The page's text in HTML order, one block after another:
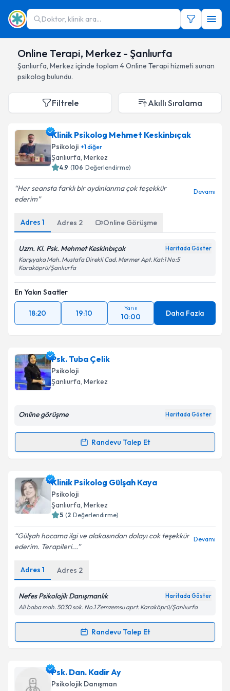
Doktor, klinik ara...
Online Terapi, Merkez - Şanlıurfa
Şanlıurfa, Merkez içinde toplam 4Online Terapi hizmeti sunan
psikolog bulundu.
Filtrele Akıllı Sıralama
Klinik Psikolog Mehmet Keskinbıçak
Psikoloji +1diğer
Şanlıurfa, Merkez
4.9 (106 Değerlendirme)
Her seansta farklı bir aydınlanma çok teşekkür
ederim
Devamı
Adres 1 Adres 2 Online Görüşme
Uzm. Kl. Psk. Mehmet Keskinbıçak Haritada Göster
Karşıyaka Mah. Mustafa Direkli Cad. Mermer Apt. Kat:1 No:5
Karaköprü/Şanlıurfa
En Yakın Saatler
18:20 19:10
Yarın
10:00 Daha Fazla
Psk. Tuba Çelik
Psikoloji
Şanlıurfa, Merkez
Online görüşme Haritada Göster
Randevu Talep Et
Randevu Takvimi Talebi
Psk. Tuba Çelikiçin randevu takvimi talebi oluşturun.
Size bu uzmandan randevu almanız için bir takvim
hazırlandığında e-posta ile bilgilendireceğiz.
Kişisel verilerimin işlenmesine ilişkin
Metni'ni okudum ve kişisel verilerimin belirtilen
kapsamda işlenmesini kabul ediyorum.
Takvim Talebini Gönder
Klinik Psikolog Gülşah Kaya
Psikoloji
Şanlıurfa, Merkez
5 (2 Değerlendirme)
Gülşah hocama ilgi ve alakasından dolayı cok teşekkür
ederim. Terapileri...
Devamı
Adres 1 Adres 2
Nefes Psikolojik Danışmanlık Haritada Göster
Ali baba mah. 5030 sok. No.1 Zemzemsu aprt. Karaköprü/Şanlıurfa
Randevu Talep Et
Randevu Takvimi Talebi
Klinik Psikolog Gülşah Kaya
talebi oluşturun. Size bu uzmandan randevu almanız
Psk. Dan. Kadir Ay
Psikolojik Danışman